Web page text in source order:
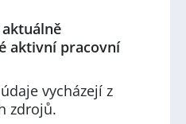
aktivní pracovní
vycházejí z
zdrojů.